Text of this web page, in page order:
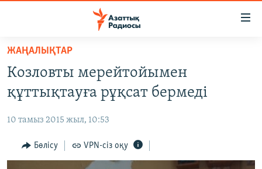
Skip
main
content
Skip
to
Navigation
Skip
AZATTYQTV
ҚАҢТАР ОҚИҒАСЫ
АДАМ ҚҰҚЫҚТАРЫ
ЖАҢАЛЫҚТАР
Козловты мерейтойымен
құттықтауға рұқсат бермеді
10 тамыз 2015 жыл, 10:53
Бөлісу VPN-сіз оқу